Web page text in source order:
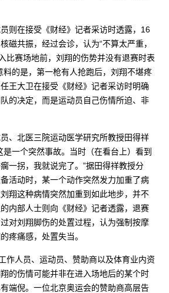
则在接受《财经》记者采访时透露，16
磁共振，经过会诊，认为“不算太严重，
比赛场地前，刘翔的伤势并没有退赛时表
料的是，第一枪有人抢跑后，刘翔不堪疼
王大卫在接受《财经》记者采访时明确
的决定，而是运动员自己伤情所迫、非
、北医三院运动医学研究所教授田得祥
是一个突然事故。当时（在看台上）看到
一拐，我就说完了。”据田得祥教授分
活动时，某一个动作突然发力加重了病
翔这种病情突然加重到如此地步，并不
内部人士则向《财经》记者透露，退赛
对刘翔脚伤的处置过程，认为强制按摩
疼痛感，处置失当。
作人员、运动员、赞助商以及体育业内资
的伤情可能并非在进入场地后的某个时
端倪。一位北京奥运会的赞助商高层告